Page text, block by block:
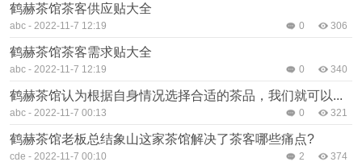
鹤赫茶馆茶客供应贴大全
abc - 2022-11-7 12:19 306
0
鹤赫茶馆茶客需求贴大全
abc - 2022-11-7 12:19 340
0
鹤赫茶馆认为根据自身情况选择合适的茶品，我们就可以...
abc - 2022-11-7 00:13 321
0
​鹤赫茶馆老板总结象山这家茶馆解决了茶客哪些痛点?
cde - 2022-11-7 00:10 374
2